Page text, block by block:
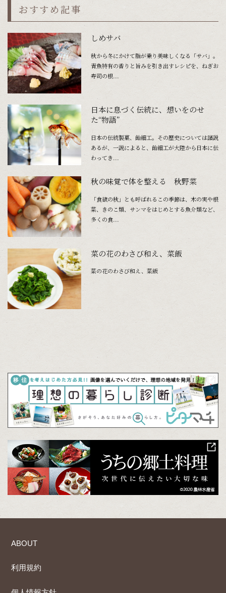
おすすめ記事
しめサバ
秋から冬にかけて脂が乗り美味しくなる「サバ」。
青魚特有の香りと旨みを引き出すレシピを、ねぎお
寿司の根...
日本に息づく伝統に、想いをのせ
た“物語”
日本の伝統製菓、飴細工。その歴史については諸説
あるが、一説によると、飴細工が大陸から日本に伝
わってき...
秋の味覚で体を整える 秋野菜
「食欲の秋」とも呼ばれるこの季節は、木の実や根
菜、きのこ類、サンマをはじめとする魚介類など、
多くの食...
菜の花のわさび和え、菜飯
菜の花のわさび和え、菜飯
ABOUT
利用規約